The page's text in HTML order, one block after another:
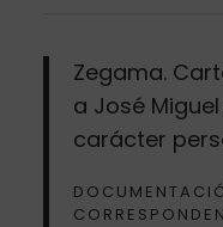
Zegama.
a José
carácter